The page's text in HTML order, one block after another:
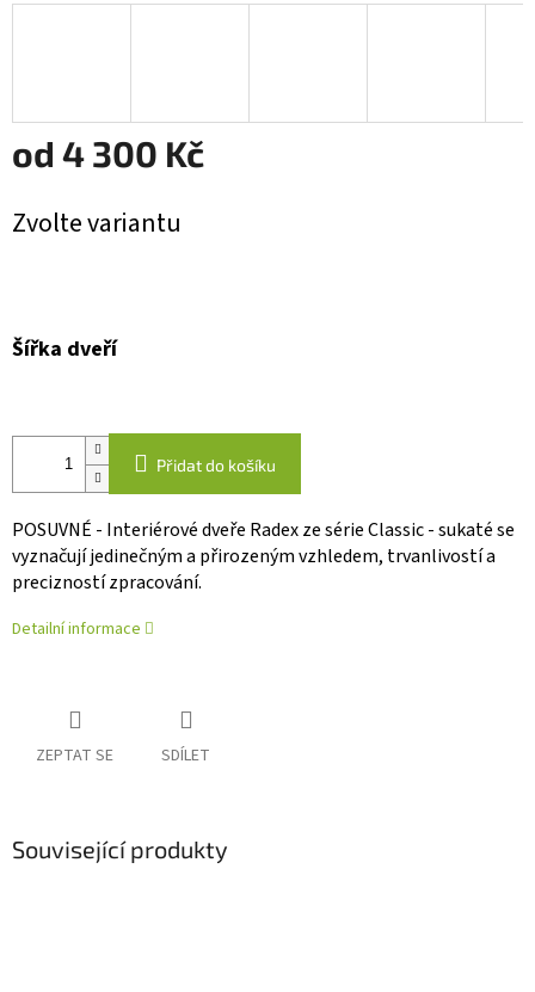
od 4 300 Kč
cena:
Zvolte variantu
Šířka dveří
Přidat do košíku
POSUVNÉ - Interiérové dveře Radex ze série Classic - sukaté se
vyznačují jedinečným a přirozeným vzhledem, trvanlivostí a
precizností zpracování.
Detailní informace
ZEPTAT SE SDÍLET
Související produkty